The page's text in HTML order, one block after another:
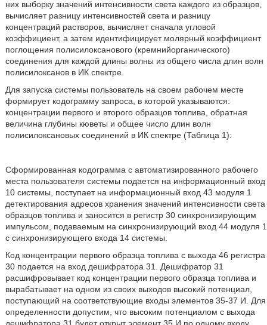
них выборку значений интенсивности света каждого из образцов,
вычисляет разницу интенсивностей света и разницу
концентраций растворов, вычисляет сначала угловой
коэффициент, а затем идентифицирует молярный коэффициент
поглощения полисилоксанового (кремнийорганического)
соединения для каждой длины волны из общего числа длин волн
полисилоксанов в ИК спектре.
Для запуска системы пользователь на своем рабочем месте
формирует кодограмму запроса, в которой указываются:
концентрации первого и второго образцов топлива, обратная
величина глубины кюветы и общее число длин волн
полисилоксановых соединений в ИК спектре (Таблица 1):
Сформированная кодограмма с автоматизированного рабочего
места пользователя системы подается на информационный вход
10 системы, поступает на информационный вход 43 модуля 1
детектирования адресов хранения значений интенсивности света
образцов топлива и заносится в регистр 30 синхронизирующим
импульсом, подаваемым на синхронизирующий вход 44 модуля 1
с синхронизирующего входа 14 системы.
Код концентрации первого образца топлива с выхода 46 регистра
30 подается на вход дешифратора 31. Дешифратор 31
расшифровывает код концентрации первого образца топлива и
вырабатывает на одном из своих выходов высокий потенциал,
поступающий на соответствующие входы элементов 35-37 И. Для
определенности допустим, что высоким потенциалом с выхода